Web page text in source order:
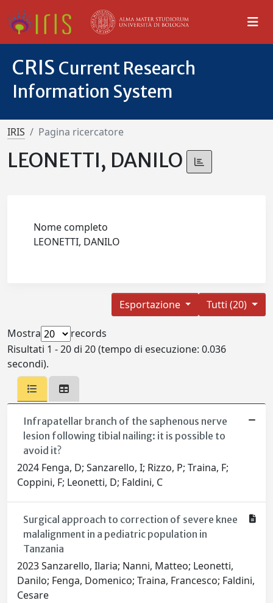
CRIS Current Research
Information System
IRIS Pagina ricercatore
LEONETTI, DANILO
Nome completo
LEONETTI, DANILO
Tutti (20)
Esportazione
Mostra
records
Risultati 1 - 20 di 20 (tempo di esecuzione: 0.036
secondi).
Infrapatellar branch of the saphenous nerve
lesion following tibial nailing: it is possible to
avoid it?
2024 Fenga, D; Sanzarello, I; Rizzo, P; Traina, F;
Coppini, F; Leonetti, D; Faldini, C
Surgical approach to correction of severe knee
malalignment in a pediatric population in
Tanzania
2023 Sanzarello, Ilaria; Nanni, Matteo; Leonetti,
Danilo; Fenga, Domenico; Traina, Francesco; Faldini,
Cesare